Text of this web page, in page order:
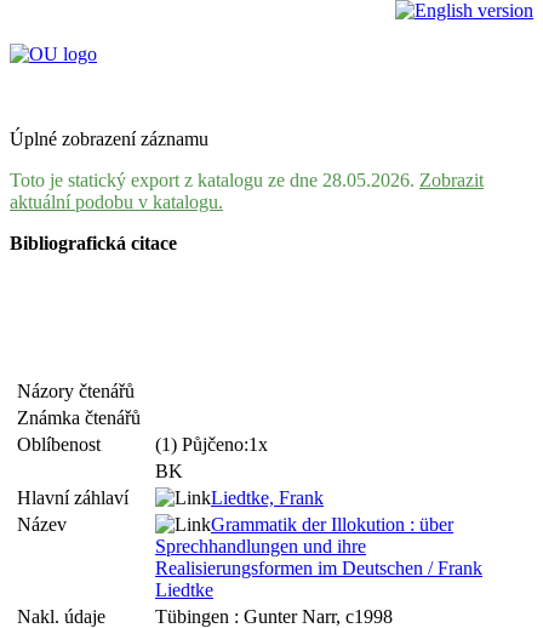
Úplné zobrazení záznamu
Toto je statický export z katalogu ze dne 28.05.2026. Zobrazit
aktuální podobu v katalogu.
Bibliografická citace
Názory čtenářů
Známka čtenářů
Oblíbenost
(1) Půjčeno:1x
BK
Hlavní záhlaví
Liedtke, Frank
Název
Grammatik der Illokution : über
Sprechhandlungen und ihre
Realisierungsformen im Deutschen / Frank
Liedtke
Nakl. údaje
Tübingen : Gunter Narr, c1998